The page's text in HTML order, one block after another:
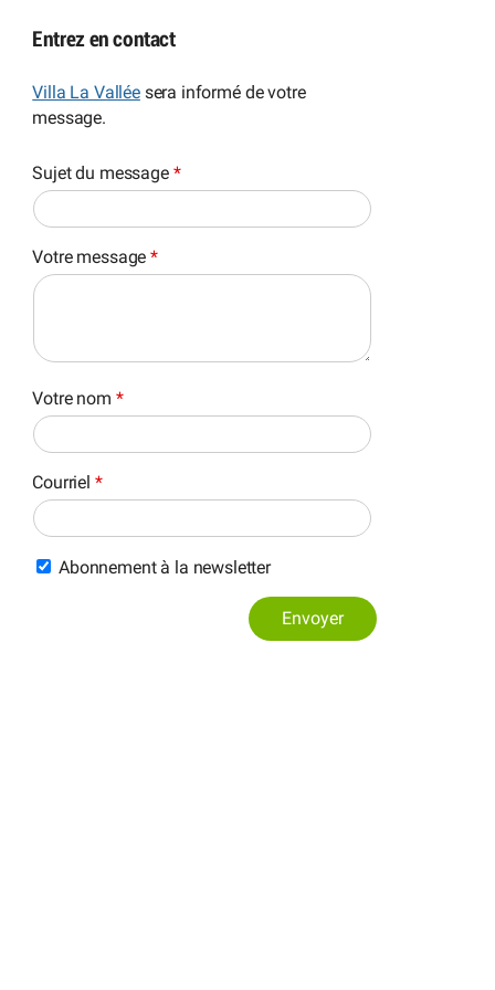
Entrez en contact
Villa La Valléesera informé de votre
message.
Sujet du message *
Votre message*
Votre nom *
Courriel *
Abonnement à la newsletter
Envoyer